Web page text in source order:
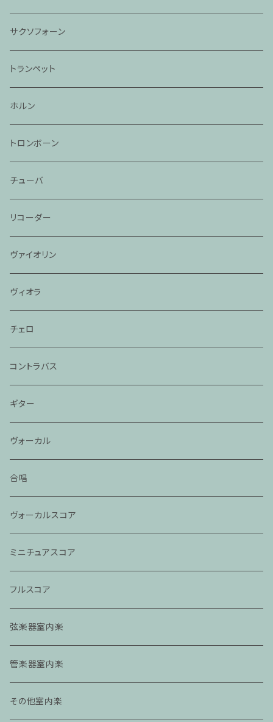
サクソフォーン
トランペット
ホルン
トロンボーン
チューバ
リコーダー
ヴァイオリン
ヴィオラ
チェロ
コントラバス
ギター
ヴォーカル
合唱
ヴォーカルスコア
ミニチュアスコア
フルスコア
弦楽器室内楽
管楽器室内楽
その他室内楽